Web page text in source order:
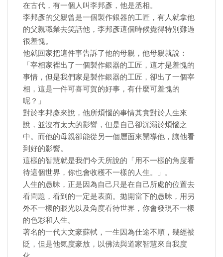
在古代，有一個人叫李邦彥，他是丞相。
李邦彥的父親曾是一個製作銀器的工匠，有人就拿他
的父親職業去笑話他，李邦彥這個時候覺得特別難過
很羞愧。
他就回家把這件事告訴了他的母親，他母親就說：
「宰相家裡出了一個製作銀器的工匠，這才是羞愧的
事情，但是我們家是製作銀器的工匠，卻出了一個宰
相，這是一件可喜可賀的好事，有什麼可羞愧的
呢？」
對於李邦彥來說，他所煩惱的事情其實對於人生來
說，並沒有太大的影響，但是自己卻沉溺於煩惱之
中。而他的母親卻能從另一個層面來開導他，讓他看
到好的影響。
這樣的智慧就是我們今天所說的「用不一樣的角度看
待這個世界，你也會收穫不一樣的人生。」。
人生的愚昧，正是因為自己只是在自己所處的位置去
看問題，看到的一定是表面。拋開當下的愚昧，用另
外不一樣的眼光以及角度看待世界，你會發現不一樣
的色彩和人生。
著名的一代大文豪蘇軾，一生因為仕途不順，幾經被
貶，但是他氣度豪放，以佛法與道家智慧來自我度